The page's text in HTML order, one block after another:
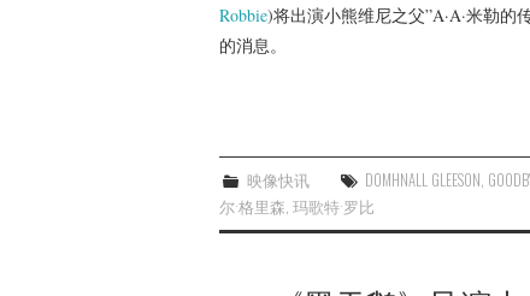
Robbie)将出演小熊维尼之父”A·A·米勒的
的消息。
映像快讯 DOMHNALL GLEESON,
尔·格里森, 玛歌特·罗比